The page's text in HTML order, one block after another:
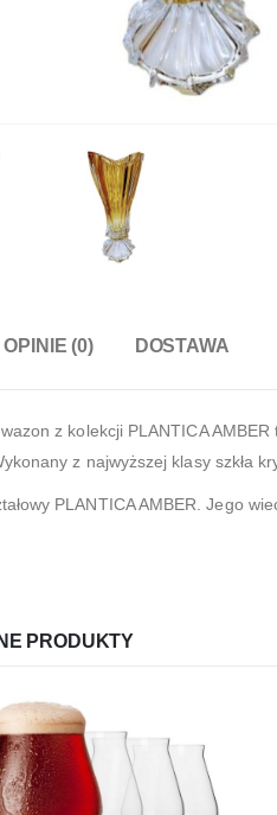
OPINIE (0) DOSTAWA
wazon z kolekcji PLANTICA
z najwyższej klasy szkła
PLANTICA AMBER. Jego
PRODUKTY